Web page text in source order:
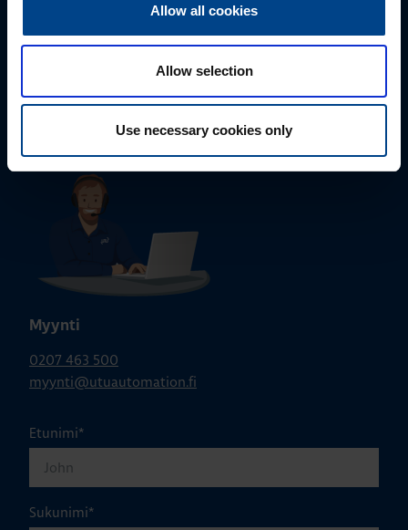
Allow all cookies
Allow selection
Use necessary cookies only
Tekninen tuki
Myynti
0207 463 500
myynti@utuautomation.fi
Etunimi*
Sukunimi*